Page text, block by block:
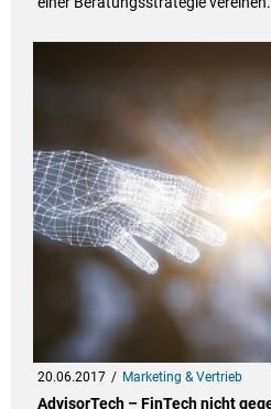
20.06.2017 Marketing & Vertrieb
AdvisorTech – FinTech nicht